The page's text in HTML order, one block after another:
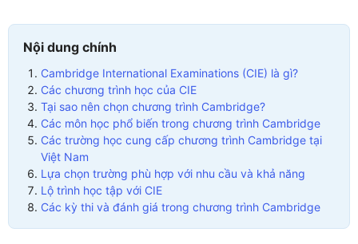
Nội dung chính
Cambridge International Examinations (CIE) là gì?
Các chương trình học của CIE
Tại sao nên chọn chương trình Cambridge?
Các môn học phổ biến trong chương trình Cambridge
Các trường học cung cấp chương trình Cambridge tại
Việt Nam
Lựa chọn trường phù hợp với nhu cầu và khả năng
Lộ trình học tập với CIE
Các kỳ thi và đánh giá trong chương trình Cambridge